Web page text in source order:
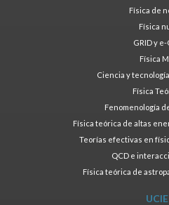
Física de
Física
GRID y
Física
Ciencia y
Física
Fenomenología
Física teórica de altas
Teorías efectivas en
QCD e
Física teórica de
UCIE